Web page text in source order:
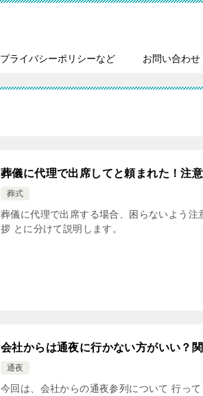
プライバシーポリシーなど お問い合わせ
葬儀に代理で出席してと頼まれた！注
葬式
葬儀に代理で出席する場合、困らないよう
拶 とに分けて説明します。
会社からは通夜に行かない方がいい？
通夜
今回は、会社からの通夜参列について 行っ